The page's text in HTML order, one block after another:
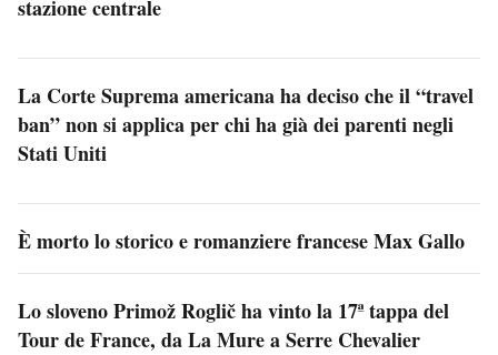
stazione centrale
La Corte Suprema americana ha deciso che il “travel
ban” non si applica per chi ha già dei parenti negli
Stati Uniti
È morto lo storico e romanziere francese Max Gallo
Lo sloveno Primož Roglič ha vinto la 17ª tappa del
Tour de France, da La Mure a Serre Chevalier